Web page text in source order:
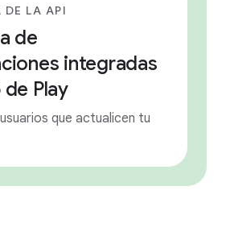
DE LA API
de
integradas
de Play
que actualicen tu